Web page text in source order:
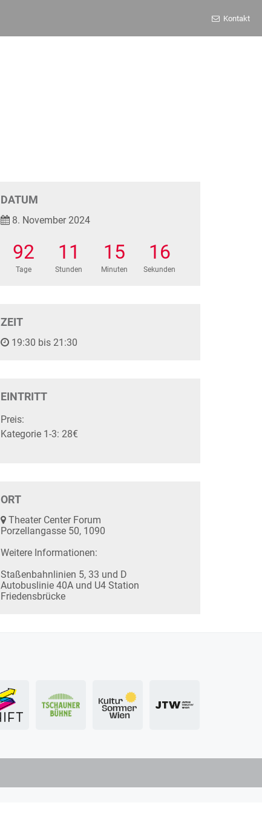
Kontakt
DATUM
8. November 2024
92
Tage
11
Stunden
15
Minuten
16
Sekunden
ZEIT
19:30 bis 21:30
EINTRITT
Preis:
Kategorie 1-3: 28€
ORT
Theater Center Forum
Porzellangasse 50, 1090
Weitere Informationen:
Staßenbahnlinien 5, 33 und D
Autobuslinie 40A und U4 Station
Friedensbrücke